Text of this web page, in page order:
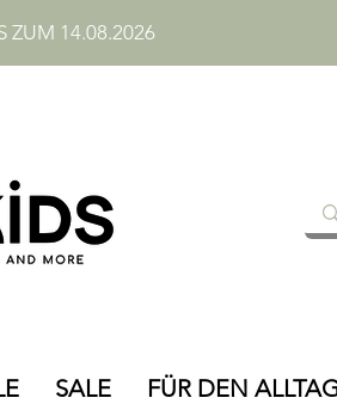
ZUM 14.08.2026
SALE FÜR DEN